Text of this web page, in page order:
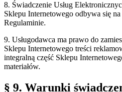
8. Świadczenie Usług
Sklepu Internetowego odbywa się
Regulaminie.
9. Usługodawca ma prawo do
Sklepu Internetowego treści
integralną część Sklepu
materiałów.
§ 9. Warunki